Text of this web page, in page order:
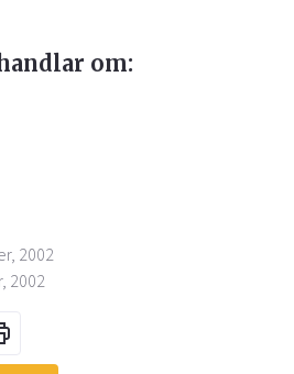
om:
2002
2002